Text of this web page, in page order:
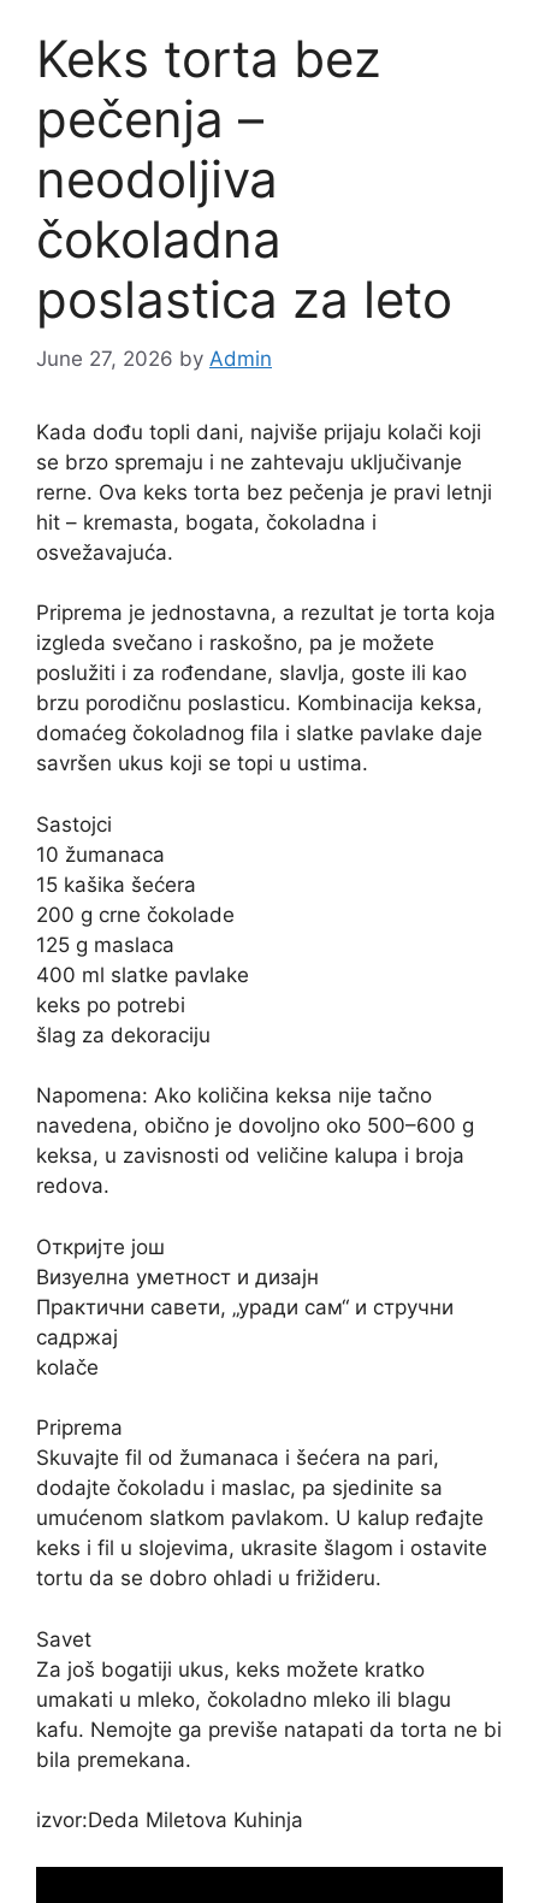
Keks torta bez
pečenja –
neodoljiva
čokoladna
poslastica za leto
June 27, 2026 by Admin
Kada dođu topli dani, najviše prijaju kolači koji
se brzo spremaju i ne zahtevaju uključivanje
rerne. Ova keks torta bez pečenja je pravi letnji
hit – kremasta, bogata, čokoladna i
osvežavajuća.
Priprema je jednostavna, a rezultat je torta koja
izgleda svečano i raskošno, pa je možete
poslužiti i za rođendane, slavlja, goste ili kao
brzu porodičnu poslasticu. Kombinacija keksa,
domaćeg čokoladnog fila i slatke pavlake daje
savršen ukus koji se topi u ustima.
Sastojci
10 žumanaca
15 kašika šećera
200 g crne čokolade
125 g maslaca
400 ml slatke pavlake
keks po potrebi
šlag za dekoraciju
Napomena: Ako količina keksa nije tačno
navedena, obično je dovoljno oko 500–600 g
keksa, u zavisnosti od veličine kalupa i broja
redova.
Откријте још
Визуелна уметност и дизајн
Практични савети, „уради сам“ и стручни
садржај
kolače
Priprema
Skuvajte fil od žumanaca i šećera na pari,
dodajte čokoladu i maslac, pa sjedinite sa
umućenom slatkom pavlakom. U kalup ređajte
keks i fil u slojevima, ukrasite šlagom i ostavite
tortu da se dobro ohladi u frižideru.
Savet
Za još bogatiji ukus, keks možete kratko
umakati u mleko, čokoladno mleko ili blagu
kafu. Nemojte ga previše natapati da torta ne bi
bila premekana.
izvor:Deda Miletova Kuhinja